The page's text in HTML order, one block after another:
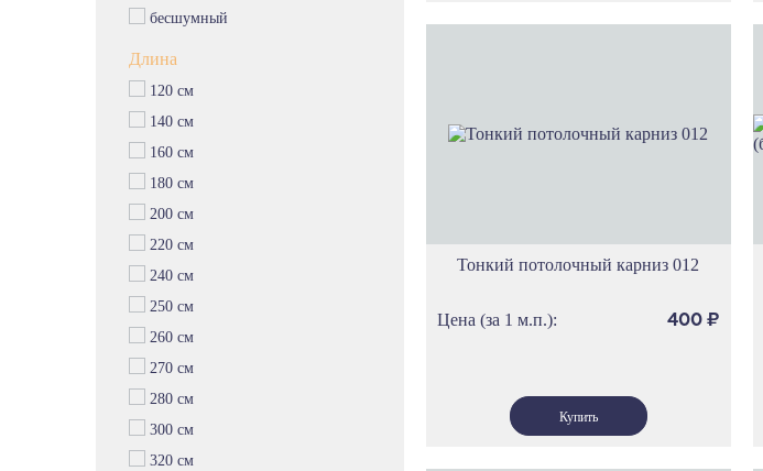
бесшумный
Длина
120 см
140 см
160 см
180 см
200 см
220 см
240 см
250 см
260 см
270 см
280 см
300 см
320 см
Тонкий потолочный карниз 012
Цена (за 1 м.п.): 400 ₽